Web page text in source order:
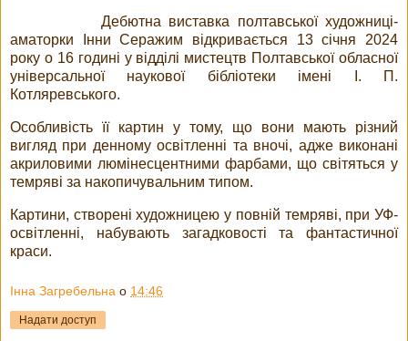
Дебютна виставка полтавської художниці-
аматорки Інни Серажим відкривається 13 січня 2024
року о 16 годині у відділі мистецтв Полтавської обласної
універсальної наукової бібліотеки імені І. П.
Котляревського.
Особливість її картин у тому, що вони мають різний
вигляд при денному освітленні та вночі, адже виконані
акриловими люмінесцентними фарбами, що світяться у
темряві за накопичувальним типом.
Картини, створені художницею у повній темряві, при УФ-
освітленні, набувають загадковості та фантастичної
краси.
Інна Загребельна о 14:46
Надати доступ